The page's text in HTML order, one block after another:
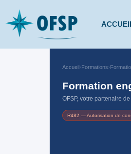
Accueil›Formations›
Formation
OFSP, votre partenaire
R482 — Autorisation de